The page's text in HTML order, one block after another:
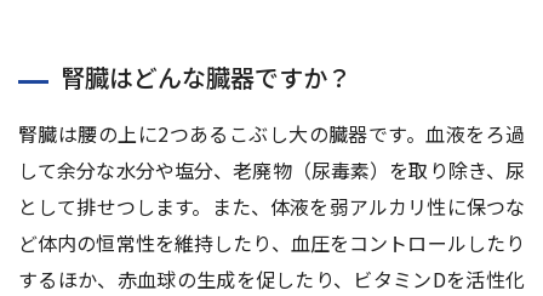
腎臓はどんな臓器ですか？
腎臓は腰の上に2つあるこぶし大の臓器です。血液をろ過
して余分な水分や塩分、老廃物（尿毒素）を取り除き、尿
として排せつします。また、体液を弱アルカリ性に保つな
ど体内の恒常性を維持したり、血圧をコントロールしたり
するほか、赤血球の生成を促したり、ビタミンDを活性化